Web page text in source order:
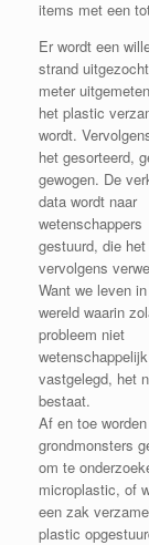
items met een
Er wordt een
strand
meter
het plastic
wordt.
het gesorteerd,
gewogen. De
data wordt naar
wetenschappers
gestuurd, die het
vervolgens
Want we leven
wereld waarin
probleem niet
vastgelegd, het
bestaat.
Af en toe
grondmonsters
om te
microplastic, of
een zak
plastic